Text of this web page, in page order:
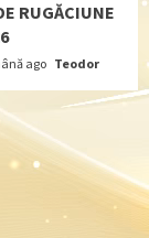
RUGĂCIUNE
ago Teodor